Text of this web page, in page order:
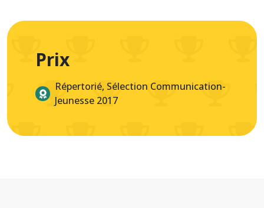
Prix
Répertorié, Sélection Communication-
Jeunesse 2017